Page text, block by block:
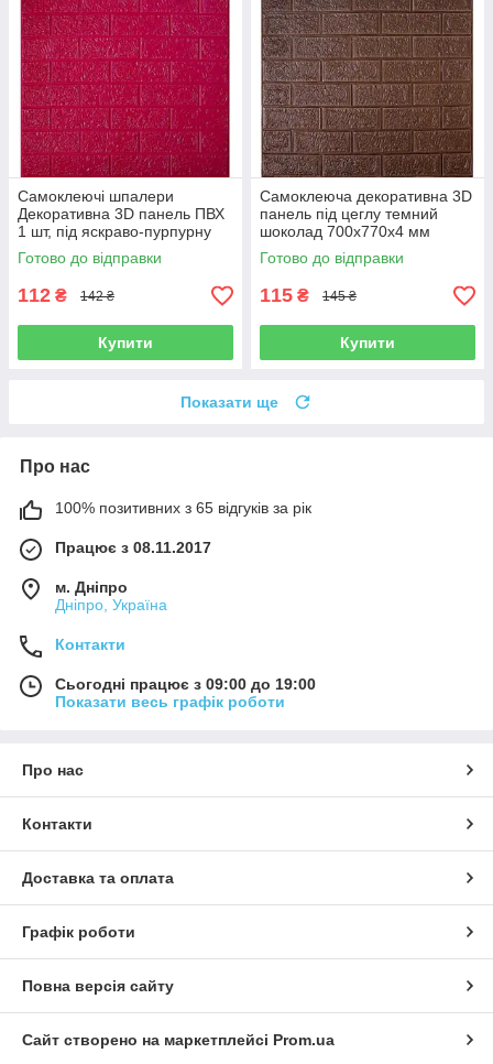
Самоклеючі шпалери
Декоративна 3D панель ПВХ
1 шт, під яскраво-пурпурну
рівну цеглу 700x770x4 мм
Готово до відправки
112 ₴ 142 ₴
Купити
Самоклеюча декоративна 3D
панель під цеглу темний
шоколад 700x770x4 мм
Готово до відправки
115 ₴ 145 ₴
Купити
Показати ще
Про нас
100% позитивних з 65 відгуків за рік
Працює з 08.11.2017
м. Дніпро
Дніпро, Україна
Контакти
Сьогодні працює з 09:00 до 19:00
Показати весь графік роботи
Про нас
Контакти
Доставка та оплата
Графік роботи
Повна версія сайту
Сайт створено на маркетплейсі Prom.ua